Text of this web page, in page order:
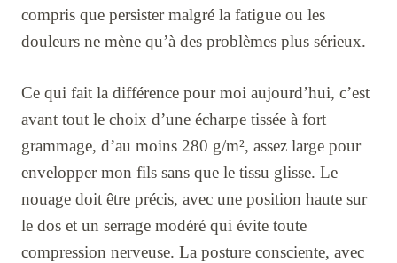
compris que persister malgré la fatigue ou les
douleurs ne mène qu’à des problèmes plus sérieux.
Ce qui fait la différence pour moi aujourd’hui, c’est
avant tout le choix d’une écharpe tissée à fort
grammage, d’au moins 280 g/m², assez large pour
envelopper mon fils sans que le tissu glisse. Le
nouage doit être précis, avec une position haute sur
le dos et un serrage modéré qui évite toute
compression nerveuse. La posture consciente, avec